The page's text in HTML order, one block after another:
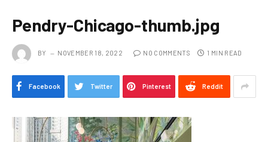
Pendry-Chicago-thumb.jpg
BY NOVEMBER 18, 2022 NO COMMENTS 1 MIN READ
Facebook Twitter Pinterest Reddit